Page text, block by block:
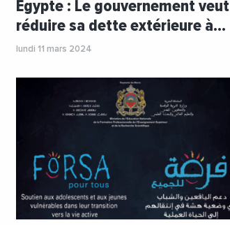
Egypte : Le gouvernement veut
réduire sa dette extérieure à…
lundi 11 mars 2024